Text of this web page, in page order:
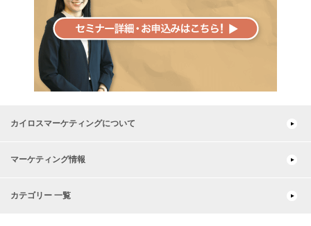
カイロスマーケティングについて
マーケティング情報
カテゴリー 一覧